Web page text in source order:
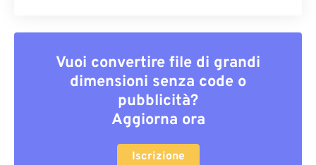
Vuoi convertire file di grandi
dimensioni senza code o
pubblicità?
Aggiorna ora
Iscrizione